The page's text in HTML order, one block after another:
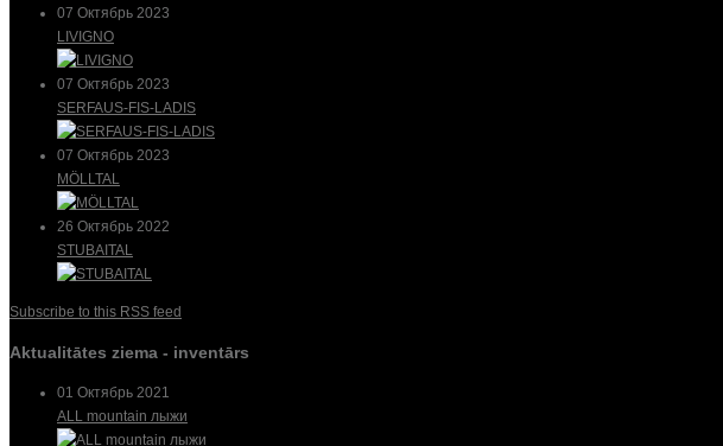
07 Октябрь 2023
LIVIGNO
07 Октябрь 2023
SERFAUS-FIS-LADIS
07 Октябрь 2023
MÖLLTAL
26 Октябрь 2022
STUBAITAL
Subscribe to this RSS feed
Aktualitātes ziema - inventārs
01 Октябрь 2021
ALL mountain лыжи